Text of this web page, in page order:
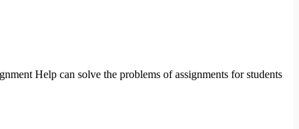
Help can solve the problems of assignments for students